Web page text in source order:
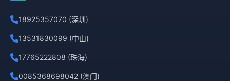
18925357070 (深圳)
13531830099 (中山)
17765222808 (珠海)
0085368698042 (澳门)